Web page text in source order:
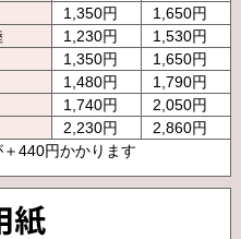
1,350円
1,650円
1,230円
1,530円
1,350円
1,650円
1,480円
1,790円
1,740円
2,050円
2,230円
2,860円
440円かかります